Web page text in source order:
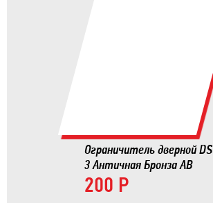
Ограничитель дверной DS
3 Античная Бронза AB
200 Р